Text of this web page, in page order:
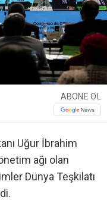
ABONE OL
Uğur İbrahim
ağı olan
Dünya Teşkilatı